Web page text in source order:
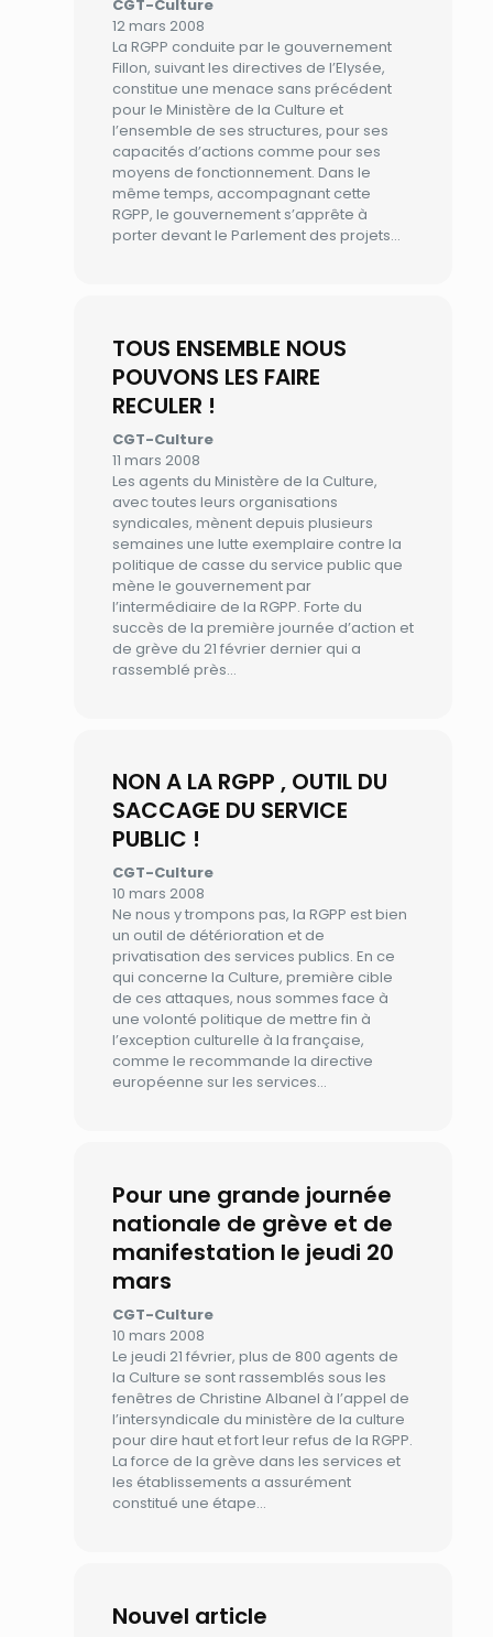
CGT-Culture
12 mars 2008
La RGPP conduite par le gouvernement
Fillon, suivant les directives de l’Elysée,
constitue une menace sans précédent
pour le Ministère de la Culture et
l’ensemble de ses structures, pour ses
capacités d’actions comme pour ses
moyens de fonctionnement. Dans le
même temps, accompagnant cette
RGPP, le gouvernement s’apprête à
porter devant le Parlement des projets…
TOUS ENSEMBLE NOUS
POUVONS LES FAIRE
RECULER !
CGT-Culture
11 mars 2008
Les agents du Ministère de la Culture,
avec toutes leurs organisations
syndicales, mènent depuis plusieurs
semaines une lutte exemplaire contre la
politique de casse du service public que
mène le gouvernement par
l’intermédiaire de la RGPP. Forte du
succès de la première journée d’action et
de grève du 21 février dernier qui a
rassemblé près…
NON A LA RGPP , OUTIL DU
SACCAGE DU SERVICE
PUBLIC !
CGT-Culture
10 mars 2008
Ne nous y trompons pas, la RGPP est bien
un outil de détérioration et de
privatisation des services publics. En ce
qui concerne la Culture, première cible
de ces attaques, nous sommes face à
une volonté politique de mettre fin à
l’exception culturelle à la française,
comme le recommande la directive
européenne sur les services…
Pour une grande journée
nationale de grève et de
manifestation le jeudi 20
mars
CGT-Culture
10 mars 2008
Le jeudi 21 février, plus de 800 agents de
la Culture se sont rassemblés sous les
fenêtres de Christine Albanel à l’appel de
l’intersyndicale du ministère de la culture
pour dire haut et fort leur refus de la RGPP.
La force de la grève dans les services et
les établissements a assurément
constitué une étape…
Nouvel article